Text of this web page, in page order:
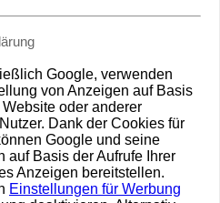
Google, verwenden
von Anzeigen auf Basis
oder anderer
Dank der Cookies für
Google und seine
auf Basis der Aufrufe Ihrer
Anzeigen bereitstellen.
Einstellungen für Werbung